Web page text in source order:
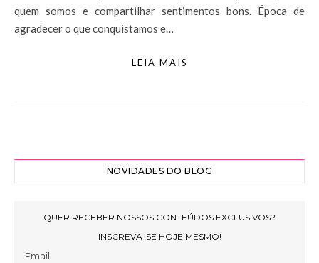
quem somos e compartilhar sentimentos bons. Época de
agradecer o que conquistamos e…
LEIA MAIS
NOVIDADES DO BLOG